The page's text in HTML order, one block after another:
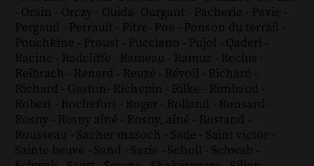
- Orain - Orczy - Ouida- Ourgant - Pacherie - Pavie -
Pergaud - Perrault - Pitre- Poe - Ponson du terrail -
Pouchkine - Proust - Pucciano - Pujol - Qaderi -
Racine - Radcliffe - Rameau - Ramuz - Reclus -
Reibrach - Renard - Reuzé - Révoil - Richard -
Richard - Gaston- Richepin - Rilke - Rimbaud -
Robert - Rochefort - Roger - Rolland - Ronsard -
Rosny - Rosny aîné - Rosny_aîné - Rostand -
Rousseau - Sacher masoch - Sade - Saint victor -
Sainte beuve - Sand - Sazie - Scholl - Schwab -